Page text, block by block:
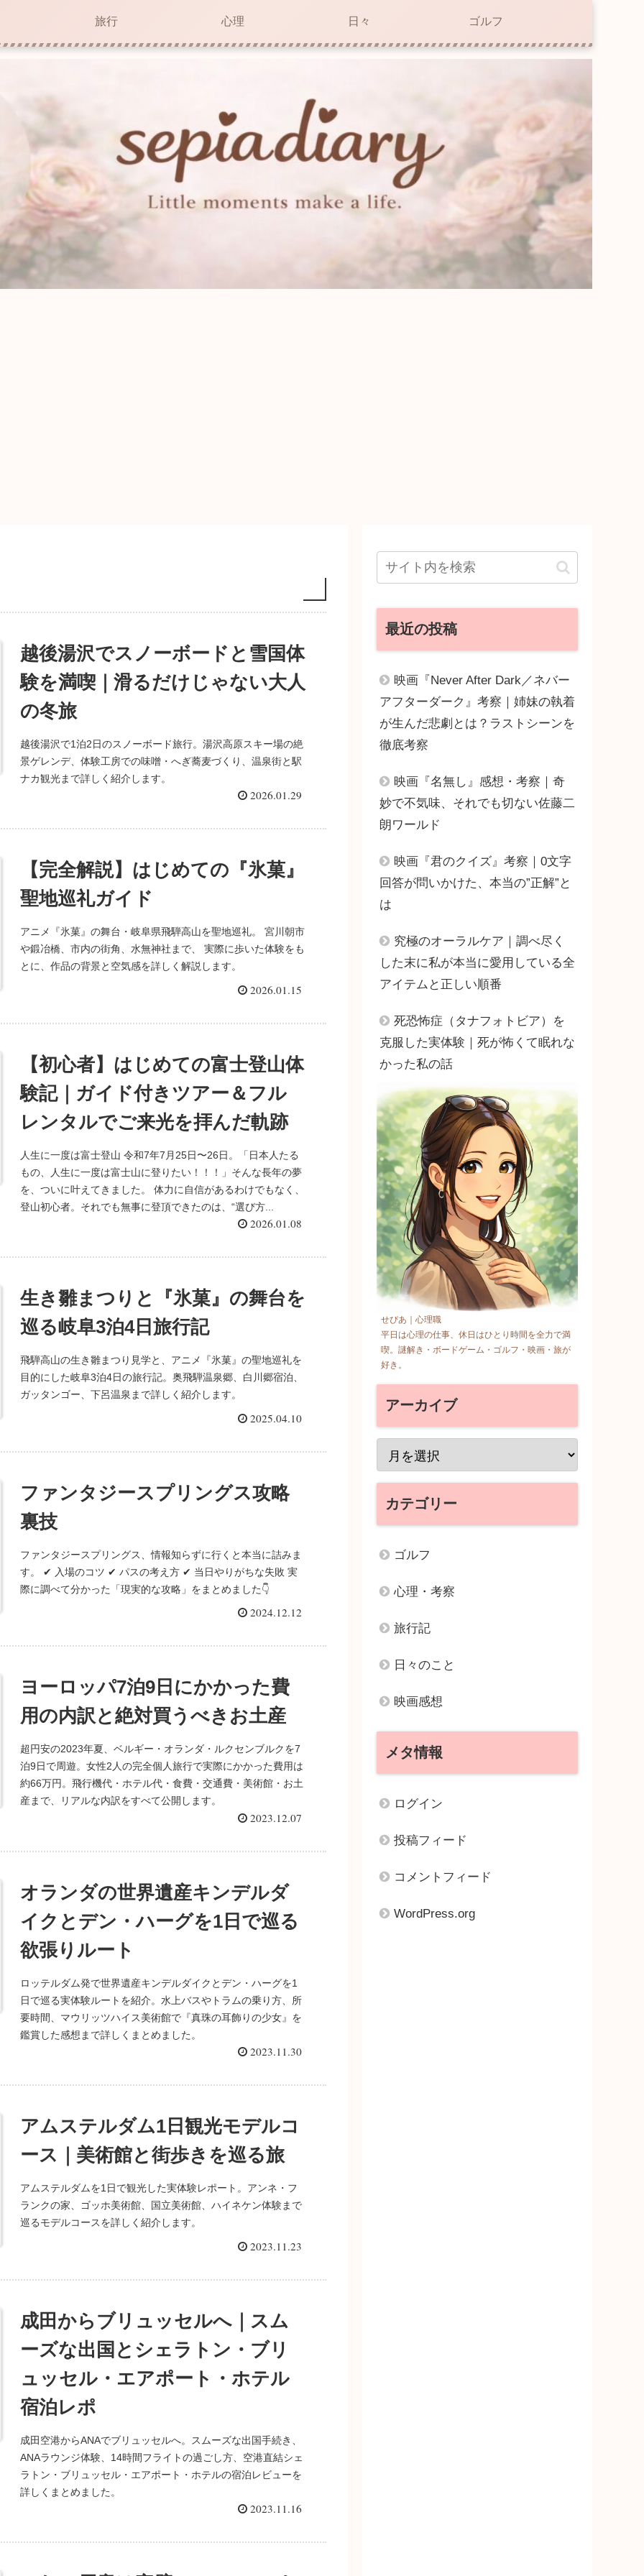
旅行 心理 日々 ゴルフ
越後湯沢でスノーボードと雪国体
験を満喫｜滑るだけじゃない大人
の冬旅
越後湯沢で1泊2日のスノーボード旅行。湯沢高原スキー場の絶
景ゲレンデ、体験工房での味噌・へぎ蕎麦づくり、温泉街と駅
ナカ観光まで詳しく紹介します。
2026.01.29
【完全解説】はじめての『氷菓』
聖地巡礼ガイド
アニメ『氷菓』の舞台・岐阜県飛騨高山を聖地巡礼。 宮川朝市
や鍛冶橋、市内の街角、水無神社まで、 実際に歩いた体験をも
とに、作品の背景と空気感を詳しく解説します。
2026.01.15
【初心者】はじめての富士登山体
験記｜ガイド付きツアー＆フル
レンタルでご来光を拝んだ軌跡
人生に一度は富士登山 令和7年7月25日〜26日。「日本人たる
もの、人生に一度は富士山に登りたい！！！」そんな長年の夢
を、ついに叶えてきました。 体力に自信があるわけでもなく、
登山初心者。それでも無事に登頂できたのは、“選び方...
2026.01.08
生き雛まつりと『氷菓』の舞台を
巡る岐阜3泊4日旅行記
飛騨高山の生き雛まつり見学と、アニメ『氷菓』の聖地巡礼を
目的にした岐阜3泊4日の旅行記。奥飛騨温泉郷、白川郷宿泊、
ガッタンゴー、下呂温泉まで詳しく紹介します。
2025.04.10
ファンタジースプリングス攻略
裏技
ファンタジースプリングス、情報知らずに行くと本当に詰みま
す。 ✔ 入場のコツ ✔ パスの考え方 ✔ 当日やりがちな失敗 実
際に調べて分かった「現実的な攻略」をまとめました👇
2024.12.12
ヨーロッパ7泊9日にかかった費
用の内訳と絶対買うべきお土産
超円安の2023年夏、ベルギー・オランダ・ルクセンブルクを7
泊9日で周遊。女性2人の完全個人旅行で実際にかかった費用は
約66万円。飛行機代・ホテル代・食費・交通費・美術館・お土
産まで、リアルな内訳をすべて公開します。
2023.12.07
オランダの世界遺産キンデルダ
イクとデン・ハーグを1日で巡る
欲張りルート
ロッテルダム発で世界遺産キンデルダイクとデン・ハーグを1
日で巡る実体験ルートを紹介。水上バスやトラムの乗り方、所
要時間、マウリッツハイス美術館で『真珠の耳飾りの少女』を
鑑賞した感想まで詳しくまとめました。
2023.11.30
アムステルダム1日観光モデルコ
ース｜美術館と街歩きを巡る旅
アムステルダムを1日で観光した実体験レポート。アンネ・フ
ランクの家、ゴッホ美術館、国立美術館、ハイネケン体験まで
巡るモデルコースを詳しく紹介します。
2023.11.23
成田からブリュッセルへ｜スム
ーズな出国とシェラトン・ブリ
ュッセル・エアポート・ホテル
宿泊レポ
成田空港からANAでブリュッセルへ。スムーズな出国手続き、
ANAラウンジ体験、14時間フライトの過ごし方、空港直結シェ
ラトン・ブリュッセル・エアポート・ホテルの宿泊レビューを
詳しくまとめました。
2023.11.16
最近の投稿
映画『Never After Dark／ネバー
アフターダーク』考察｜姉妹の執着
が生んだ悲劇とは？ラストシーンを
徹底考察
映画『名無し』感想・考察｜奇
妙で不気味、それでも切ない佐藤二
朗ワールド
映画『君のクイズ』考察｜0文字
回答が問いかけた、本当の”正解”と
は
究極のオーラルケア｜調べ尽く
した末に私が本当に愛用している全
アイテムと正しい順番
死恐怖症（タナフォトビア）を
克服した実体験｜死が怖くて眠れな
かった私の話
せぴあ｜心理職
平日は心理の仕事、休日はひとり時間を全力で満
喫。謎解き・ボードゲーム・ゴルフ・映画・旅が
好き。
アーカイブ
カテゴリー
ゴルフ
心理・考察
旅行記
日々のこと
映画感想
メタ情報
ログイン
投稿フィード
コメントフィード
WordPress.org